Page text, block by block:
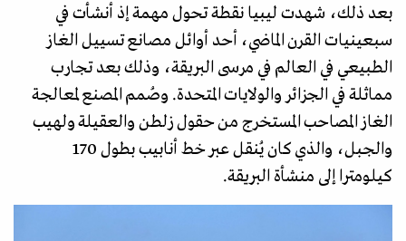
بعد ذلك، شهدت ليبيا نقطة تحول مهمة إذ أنشأت في
سبعينيات القرن الماضي، أحد أوائل مصانع تسييل الغاز
الطبيعي في العالم في مرسى البريقة، وذلك بعد تجارب
مماثلة في الجزائر والولايات المتحدة. وصُمم المصنع لمعالجة
الغاز المصاحب المستخرج من حقول زلطن والعقيلة ولهيب
والجبل، والذي كان يُنقل عبر خط أنابيب بطول 170
كيلومترا إلى منشأة البريقة.